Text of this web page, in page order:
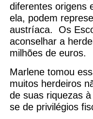
diferentes origens
ela, podem
austríaca. Os
aconselhar a
milhões de euros.
Marlene tomou
muitos herdeiros
de suas riquezas
se de privilégios